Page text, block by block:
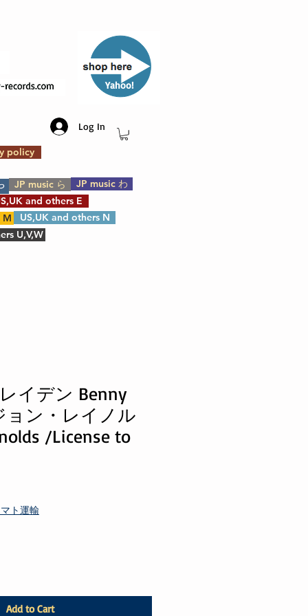
​Yahoo!
policy
Log In
JP music ら
JP music わ
and others E
US,UK and others N
U,V,W
M
イデン Benny
ョン・レイノル
/License to
ト運輸
Add to Cart